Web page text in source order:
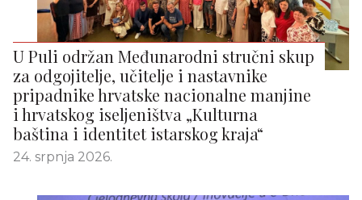
U Puli održan Međunarodni stručni skup
za odgojitelje, učitelje i nastavnike
pripadnike hrvatske nacionalne manjine
i hrvatskog iseljeništva „Kulturna
baština i identitet istarskog kraja“
24. srpnja 2026.